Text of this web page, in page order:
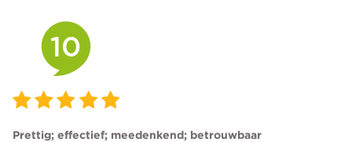
10
Prettig; effectief; meedenkend; betrouwbaar